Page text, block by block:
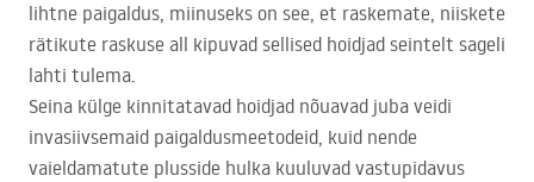
lihtne paigaldus, miinuseks on see, et raskemate, niiskete
rätikute raskuse all kipuvad sellised hoidjad seintelt sageli
lahti tulema.
Seina külge kinnitatavad hoidjad nõuavad juba veidi
invasiivsemaid paigaldusmeetodeid, kuid nende
vaieldamatute plusside hulka kuuluvad vastupidavus